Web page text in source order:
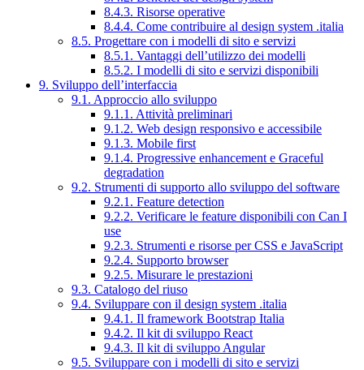
8.4.3. Risorse operative
8.4.4. Come contribuire al design system .italia
8.5. Progettare con i modelli di sito e servizi
8.5.1. Vantaggi dell’utilizzo dei modelli
8.5.2. I modelli di sito e servizi disponibili
9. Sviluppo dell’interfaccia
9.1. Approccio allo sviluppo
9.1.1. Attività preliminari
9.1.2. Web design responsivo e accessibile
9.1.3. Mobile first
9.1.4. Progressive enhancement e Graceful
degradation
9.2. Strumenti di supporto allo sviluppo del software
9.2.1. Feature detection
9.2.2. Verificare le feature disponibili con Can I
use
9.2.3. Strumenti e risorse per CSS e JavaScript
9.2.4. Supporto browser
9.2.5. Misurare le prestazioni
9.3. Catalogo del riuso
9.4. Sviluppare con il design system .italia
9.4.1. Il framework Bootstrap Italia
9.4.2. Il kit di sviluppo React
9.4.3. Il kit di sviluppo Angular
9.5. Sviluppare con i modelli di sito e servizi